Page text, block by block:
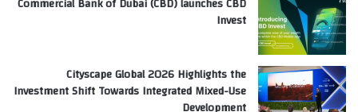
Invest
Cityscape Global 2026 Highlights the
Investment Shift Towards Integrated Mixed-Use